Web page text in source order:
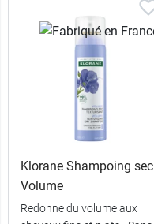
Klorane Shampoing sec
Volume
Redonne du volume aux